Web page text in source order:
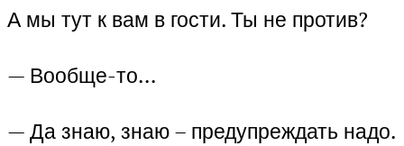
А мы тут к вам в гости. Ты не против?
— Вообще-то…
— Да знаю, знаю – предупреждать надо.